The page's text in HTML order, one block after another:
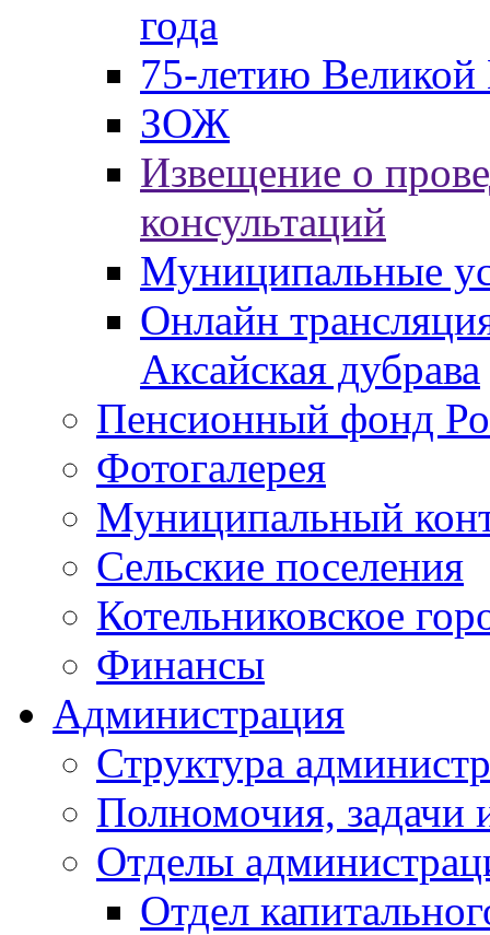
года
75-летию
ЗОЖ
Извещение о
консультаций
Муниципальные
Онлайн
Аксайская дубрава
Пенсионный фонд
Фотогалерея
Муниципальный
Сельские поселения
Котельниковское
Финансы
Администрация
Структура
Полномочия, задачи
Отделы
Отдел